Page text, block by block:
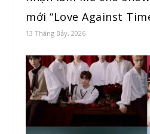
mới “Love Against
13 Tháng Bảy, 2026